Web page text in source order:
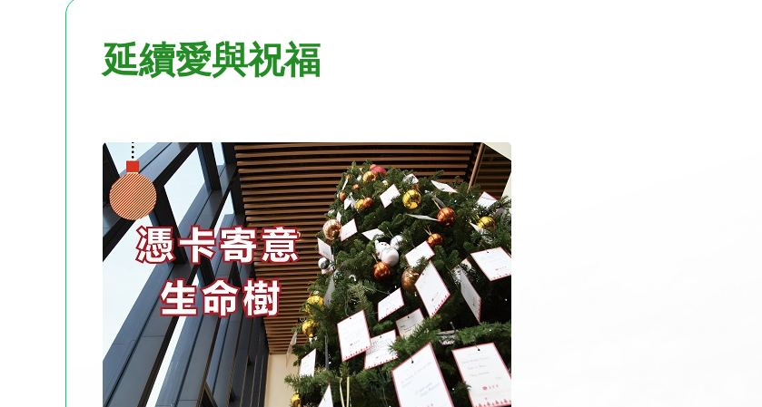
延續愛與祝福